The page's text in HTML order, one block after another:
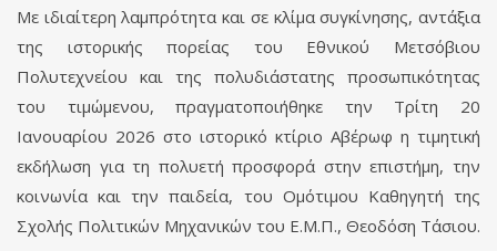
Mε ιδιαίτερη λαμπρότητα και σε κλίμα συγκίνησης, αντάξια
της ιστορικής πορείας του Εθνικού Μετσόβιου
Πολυτεχνείου και της πολυδιάστατης προσωπικότητας
του τιμώμενου, πραγματοποιήθηκε την Τρίτη 20
Ιανουαρίου 2026 στο ιστορικό κτίριο Αβέρωφ η τιμητική
εκδήλωση για τη πολυετή προσφορά στην επιστήμη, την
κοινωνία και την παιδεία, του Ομότιμου Καθηγητή της
Σχολής Πολιτικών Μηχανικών του Ε.Μ.Π., Θεοδόση Τάσιου.